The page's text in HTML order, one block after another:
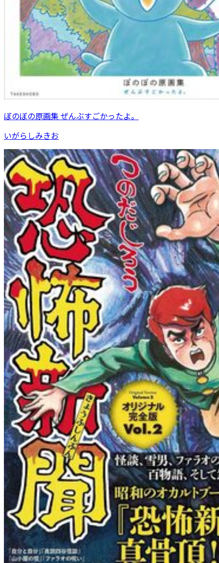
ぼのぼの原画集 ぜんぶすごかったよ。
いがらしみきお